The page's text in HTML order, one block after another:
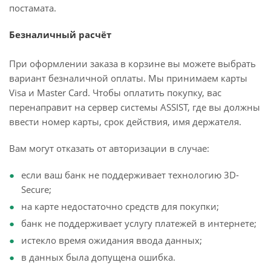
постамата.
Безналичный расчёт
При оформлении заказа в корзине вы можете выбрать
вариант безналичной оплаты. Мы принимаем карты
Visa и Master Card. Чтобы оплатить покупку, вас
перенаправит на сервер системы ASSIST, где вы должны
ввести номер карты, срок действия, имя держателя.
Вам могут отказать от авторизации в случае:
если ваш банк не поддерживает технологию 3D-
Secure;
на карте недостаточно средств для покупки;
банк не поддерживает услугу платежей в интернете;
истекло время ожидания ввода данных;
в данных была допущена ошибка.